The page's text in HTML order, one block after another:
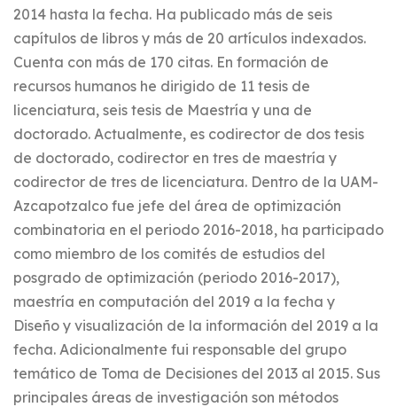
2014 hasta la fecha. Ha publicado más de seis
capítulos de libros y más de 20 artículos indexados.
Cuenta con más de 170 citas. En formación de
recursos humanos he dirigido de 11 tesis de
licenciatura, seis tesis de Maestría y una de
doctorado. Actualmente, es codirector de dos tesis
de doctorado, codirector en tres de maestría y
codirector de tres de licenciatura. Dentro de la UAM-
Azcapotzalco fue jefe del área de optimización
combinatoria en el periodo 2016-2018, ha participado
como miembro de los comités de estudios del
posgrado de optimización (periodo 2016-2017),
maestría en computación del 2019 a la fecha y
Diseño y visualización de la información del 2019 a la
fecha. Adicionalmente fui responsable del grupo
temático de Toma de Decisiones del 2013 al 2015. Sus
principales áreas de investigación son métodos